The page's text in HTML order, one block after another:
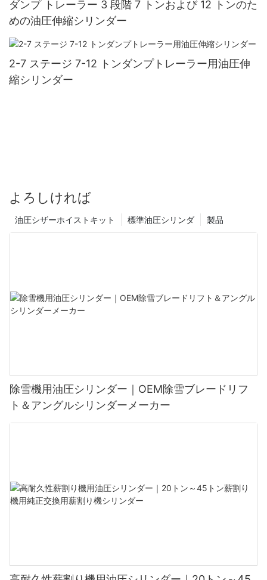
ダンプ トレーラー 3 段階 7 トンおよび 12 トンのた
めの油圧伸縮シリンダー
2-7 ステージ 7-12 トンダンプトレーラー用油圧伸
縮シリンダー
よろしければ
製品
標準油圧シリンダ
油圧シザーホイストキット
除雪機用油圧シリンダー｜OEM除雪ブレードリフ
ト＆アングルシリンダーメーカー